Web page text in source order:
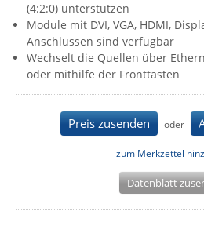
Ihse
Kerlink
Kramer Electronics
Legrand
LigoWave
Netio
(4:2:0) unterstützen
Module mit DVI, VGA, HDMI,
Anschlüssen sind verfügbar
Wechselt die Quellen über
oder mithilfe der Fronttasten
Preis zusenden oder
zum Merkzettel
Datenblatt